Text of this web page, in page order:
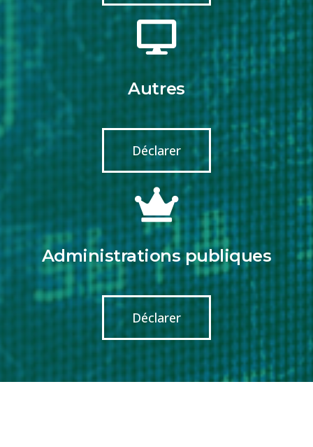
Autres
Déclarer
Administrations publiques
Déclarer